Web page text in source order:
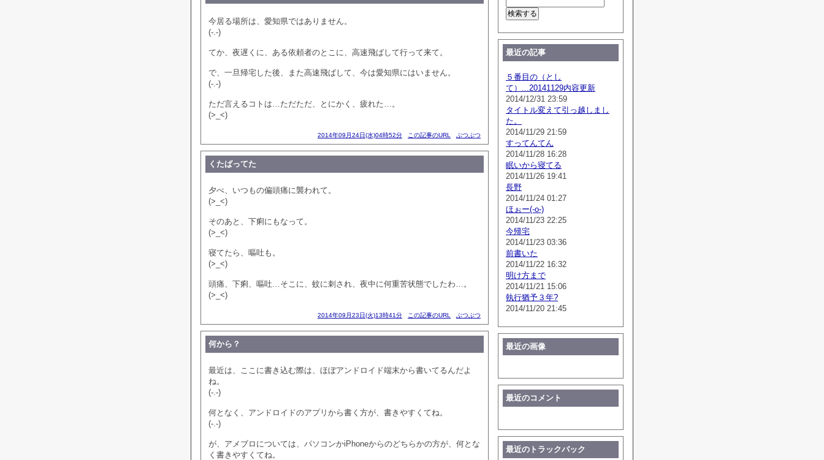
今居る場所は、愛知県ではありません。
(-.-)
てか、夜遅くに、ある依頼者のとこに、高速飛ばして行って来て。
で、一旦帰宅した後、また高速飛ばして、今は愛知県にはいません。
(-.-)
ただ言えるコトは…ただただ、とにかく、疲れた…。
(>_<)
2014年09月24日(水)04時52分 この記事のURL ぶつぶつ
くたばってた
夕べ、いつもの偏頭痛に襲われて。
(>_<)
そのあと、下痢にもなって。
(>_<)
寝てたら、嘔吐も。
(>_<)
頭痛、下痢、嘔吐…そこに、蚊に刺され、夜中に何重苦状態でしたわ…。
(>_<)
2014年09月23日(火)13時41分 この記事のURL ぶつぶつ
何から？
最近は、ここに書き込む際は、ほぼアンドロイド端末から書いてるんだよ
ね。
(-.-)
何となく、アンドロイドのアプリから書く方が、書きやすくてね。
(-.-)
が、アメブロについては、パソコンかiPhoneからのどちらかの方が、何とな
く書きやすくてね。
最近の記事
５番目の（とし
て）...20141129内容更新
2014/12/31 23:59
タイトル変えて引っ越しまし
た。
2014/11/29 21:59
すってんてん
2014/11/28 16:28
眠いから寝てる
2014/11/26 19:41
長野
2014/11/24 01:27
ほぉー(-o-)
2014/11/23 22:25
今帰宅
2014/11/23 03:36
前書いた
2014/11/22 16:32
明け方まで
2014/11/21 15:06
執行猶予３年?
2014/11/20 21:45
最近の画像
最近のコメント
最近のトラックバック